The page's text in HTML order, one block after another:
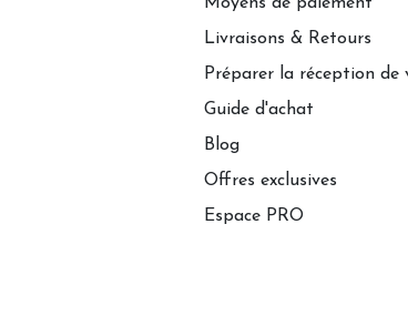
Moyens de paiement
Livraisons & Retours
Préparer la réception de
Guide d'achat
Blog
Offres exclusives
Espace PRO